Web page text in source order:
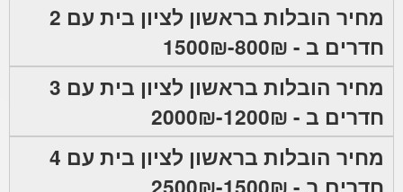
מחיר הובלות בראשון לציון בית עם 2
חדרים ב - 800₪-1500₪
מחיר הובלות בראשון לציון בית עם 3
חדרים ב - 1200₪-2000₪
מחיר הובלות בראשון לציון בית עם 4
חדרים ב - 1500₪-2500₪